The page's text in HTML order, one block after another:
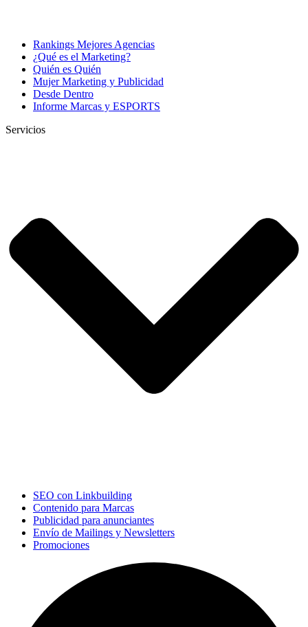
Rankings Mejores Agencias
¿Qué es el Marketing?
Quién es Quién
Mujer Marketing y Publicidad
Desde Dentro
Informe Marcas y ESPORTS
Servicios
SEO con Linkbuilding
Contenido para Marcas
Publicidad para anunciantes
Envío de Mailings y Newsletters
Promociones